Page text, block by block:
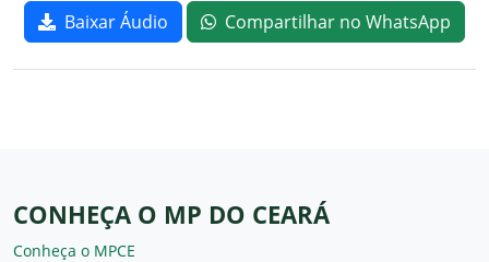
Baixar Áudio Compartilhar no WhatsApp
CONHEÇA O MP DO CEARÁ
Conheça o MPCE